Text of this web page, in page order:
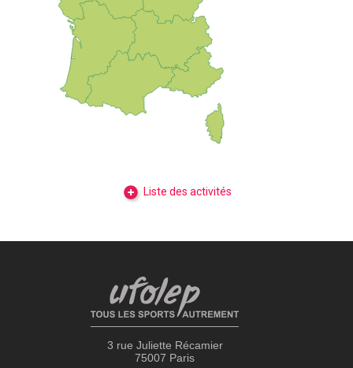
Liste des activités
3 rue Juliette Récamier
75007 Paris